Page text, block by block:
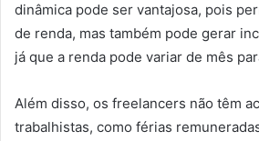
dinâmica pode ser vantajosa, pois
de renda, mas também pode gerar
já que a renda pode variar de mês
Além disso, os freelancers não têm
trabalhistas, como férias